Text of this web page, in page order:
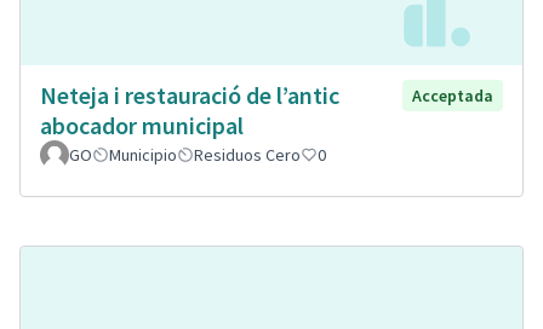
Neteja i restauració de l’antic
abocador municipal
Acceptada
GO Municipio Residuos Cero 0